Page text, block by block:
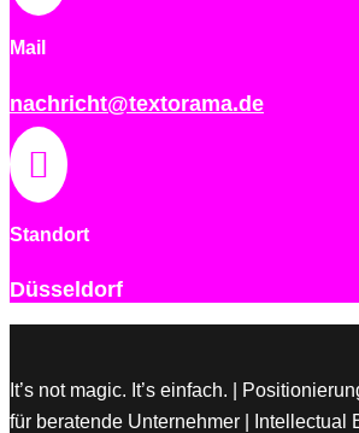
Mail
nachricht@textorama.de

Standort
Düsseldorf
It’s not magic. It’s einfach. |
für beratende Unternehmer | Intellectual